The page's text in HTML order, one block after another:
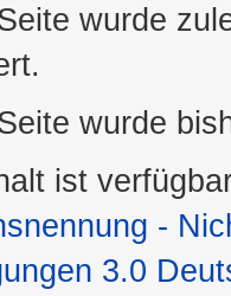
wurde
wurde
ist
-
3.0